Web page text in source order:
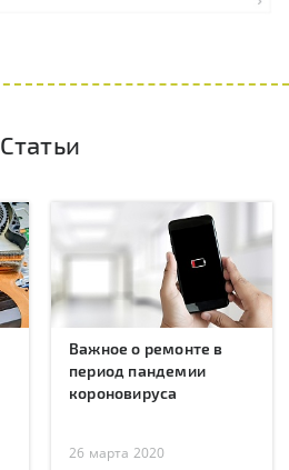
Статьи
Важное о ремонте в
период пандемии
короновируса
26 марта 2020